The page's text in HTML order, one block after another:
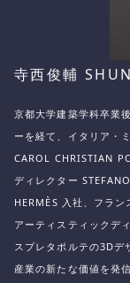
寺西俊輔
京都大学建築学科卒業
ーを経て、イタリア・
CAROL CHRISTIAN
ディレクター
HERMÈS 入社、フラン
アーティスティック
スプレタポルテの3Dデ
産業の新たな価値を発